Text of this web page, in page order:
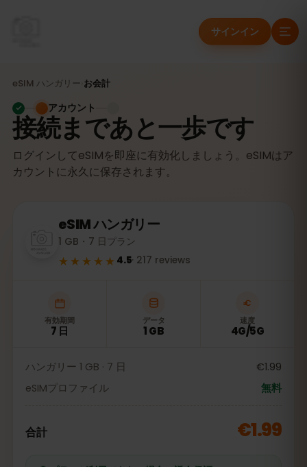
サインイン
eSIM ハンガリー お会計
接続まであと一歩です
ログインしてeSIMを即座に有効化しましょう。eSIMはア
カウントに永久に保存されます。
アカウント
eSIMハンガリー
1 GB・7 日プラン
★★★★★ 4.5· 217 reviews
有効期間
7 日
データ
1 GB
速度
4G/5G
ハンガリー 1 GB · 7 日
€1.99
eSIMプロファイル
無料
合計 €1.99